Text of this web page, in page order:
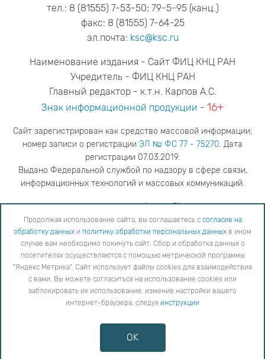
тел.: 8 (81555) 7-53-50; 79-5-95 (канц.)
факс: 8 (81555) 7-64-25
эл.почта: ksc@ksc.ru
Наименование издания - Сайт ФИЦ КНЦ РАН
Учредитель - ФИЦ КНЦ РАН
Главный редактор - к.т.н. Карпов А.С.
Знак информационной продукции - 16+
Сайт зарегистрирован как средство массовой информации;
номер записи о регистрации ЭЛ № ФС 77 - 75270. Дата
регистрации 07.03.2019.
Выдано Федеральной службой по надзору в сфере связи,
информационных технологий и массовых коммуникаций.
адрес редакцииya.stogova@ksc.ru
телефон редакции81555-79-516
Продолжая использование сайта, вы соглашаетесь с согласие на обработку данных
обработки персональных данных
в ином случае вам необходимо покинуть сайт. Сбор и обработка
данных о посетителях осуществляются с помощью метрической программы "Яндекс Метрика".
Сайт использует файлы cookies для взаимодействия с вами. Вы можете согласиться на
использование cookies или заблокировать их использование, изменив настройки вашего интернет-
Противодействие коррупции
Сообщить об ошибке
Карта сайта
Продолжая использование сайта, вы соглашаетесь с согласие на
обработку данных и политику обработки персональных данных в ином
случае вам необходимо покинуть сайт. Сбор и обработка данных о
посетителях осуществляются с помощью метрической программы
"Яндекс Метрика". Сайт использует файлы cookies для взаимодействия
с вами. Вы можете согласиться на использование cookies или
заблокировать их использование, изменив настройки вашего
интернет-браузера, следуя инструкции
OK